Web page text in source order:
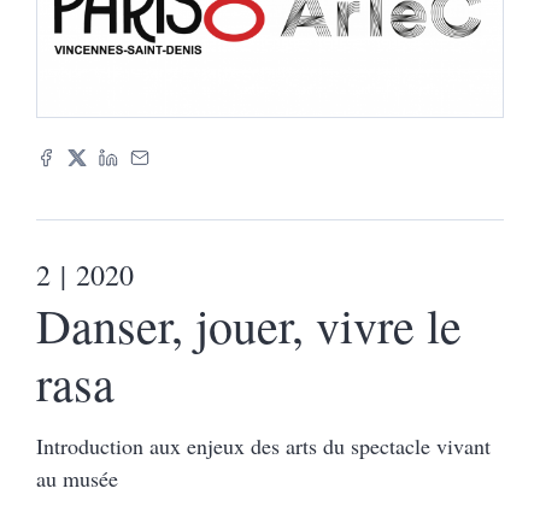
2 | 2020
Danser, jouer, vivre le
rasa
Introduction aux enjeux des arts du spectacle vivant
au musée